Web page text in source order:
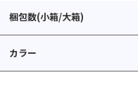
梱包数(小箱/大箱)
カラー